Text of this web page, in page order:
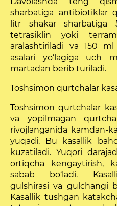
sharbati­ga antibiotiklar
litr shakar
tetrasiklin yoki
aralashtiriladi va 150
asalari yo‘lagiga uch
martadan berib turiladi.
Toshsimon qurtchalar
Toshsimon qurtchalar
va yopilmagan
rivojlanganida kamdan-
yuqadi. Bu kasal­lik
kuzatiladi. Yuqori
ortiqcha kengaytirish,
sabab bo‘ladi.
gulshirasi va gulchangi
Kasal­lik tushgan